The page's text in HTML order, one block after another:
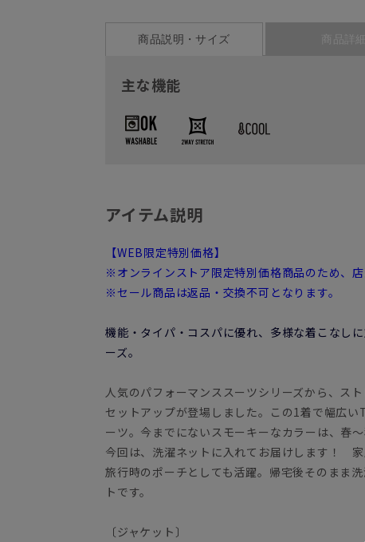
商品説明・サイズ 商品詳細
主な機能
アイテム説明
【WEB限定特別価格】
※オンラインストア限定特別価格商品のため、店
※セール商品は返品・交換不可となります。
機能・タイパ・コスパに優れ、多様な着こなし
ーズ。
人気のパフォーマンススーツシリーズから、ス
セットアップが登場しました。この1着で幅広
ーツ。今までにないスモーキーなカラーは、春
今回は、洗濯ネットに入れてお届けします！
旅行時のポーチとしても活躍。帰宅後そのまま
トです。
〔ジャケット〕